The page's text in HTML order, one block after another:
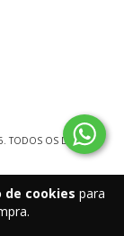
de cookies para
TODOS OS DIREITOS